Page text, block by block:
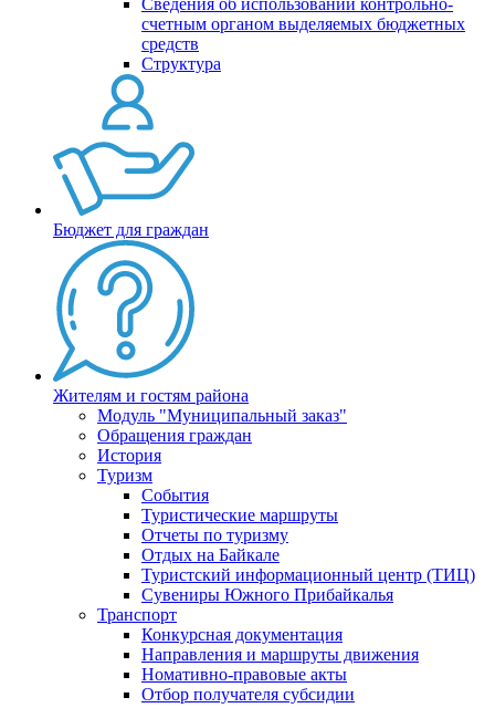
Сведения об использовании контрольно-
счетным органом выделяемых бюджетных
средств
Структура
Бюджет для граждан
Жителям и гостям района
Модуль "Муниципальный заказ"
Обращения граждан
История
Туризм
События
Туристические маршруты
Отчеты по туризму
Отдых на Байкале
Туристский информационный центр (ТИЦ)
Сувениры Южного Прибайкалья
Транспорт
Конкурсная документация
Направления и маршруты движения
Номативно-правовые акты
Отбор получателя субсидии